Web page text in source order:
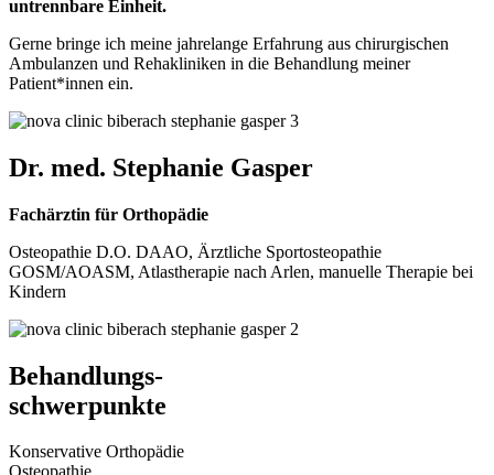
untrennbare Einheit.
Gerne bringe ich meine jahrelange Erfahrung aus chirurgischen
Ambulanzen und Rehakliniken in die Behandlung meiner
Patient*innen ein.
Dr. med. Stephanie Gasper
Fachärztin für Orthopädie
Osteopathie D.O. DAAO, Ärztliche Sportosteopathie
GOSM/AOASM, Atlastherapie nach Arlen, manuelle Therapie bei
Kindern
Behandlungs-
schwerpunkte
Konservative Orthopädie